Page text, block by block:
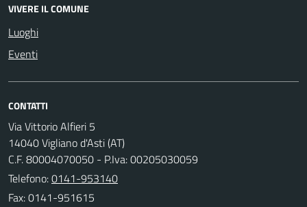
VIVERE IL COMUNE
Luoghi
Eventi
CONTATTI
Via Vittorio Alfieri 5
14040 Vigliano d'Asti (AT)
C.F. 80004070050 - P.Iva: 00205030059
Telefono:0141-953140
Fax: 0141-951615